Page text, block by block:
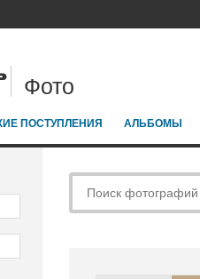
Фото
ПОСТУПЛЕНИЯ АЛЬБОМЫ